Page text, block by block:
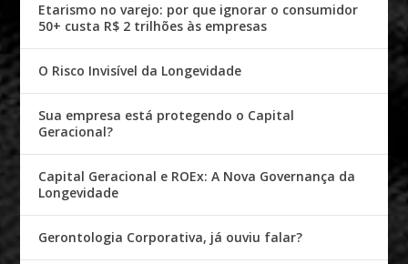
Etarismo no varejo: por que ignorar o consumidor
50+ custa R$ 2 trilhões às empresas
O Risco Invisível da Longevidade
Sua empresa está protegendo o Capital
Geracional?
Capital Geracional e ROEx: A Nova Governança da
Longevidade
Gerontologia Corporativa, já ouviu falar?